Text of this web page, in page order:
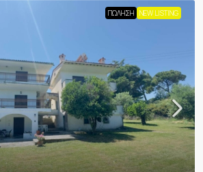
ΠΏΛΗΣΗ NEW LISTING